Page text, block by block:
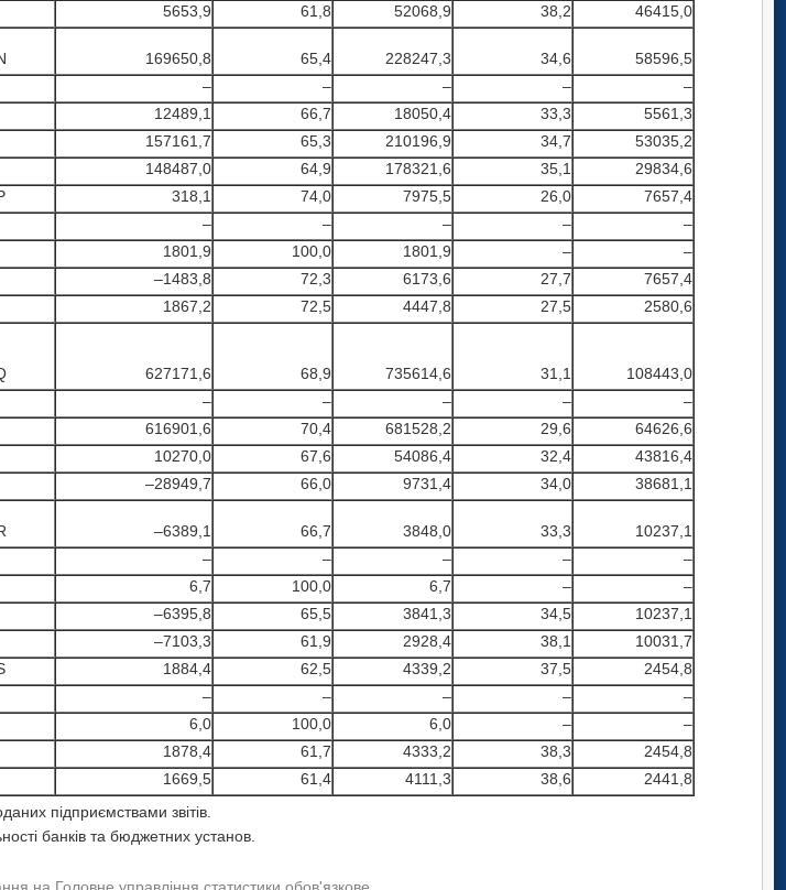
5653,9 61,8 52068,9 38,2
46415,0
169650,8 65,4 228247,3 34,6
58596,5
– – – –
–
12489,1 66,7 18050,4 33,3
5561,3
157161,7 65,3 210196,9 34,7
53035,2
148487,0 64,9 178321,6 35,1
29834,6
318,1 74,0 7975,5 26,0
7657,4
– – – –
–
1801,9 100,0 1801,9 –
–
–1483,8 72,3 6173,6 27,7
7657,4
1867,2 72,5 4447,8 27,5
2580,6
627171,6 68,9 735614,6 31,1
108443,0
– – – –
–
616901,6 70,4 681528,2 29,6
64626,6
10270,0 67,6 54086,4 32,4
43816,4
–28949,7 66,0 9731,4 34,0
38681,1
–6389,1 66,7 3848,0 33,3
10237,1
– – – –
–
6,7 100,0 6,7 –
–
–6395,8 65,5 3841,3 34,5
10237,1
–7103,3 61,9 2928,4 38,1
10031,7
1884,4 62,5 4339,2 37,5
2454,8
– – – –
–
6,0 100,0 6,0 –
–
1878,4 61,7 4333,2 38,3
2454,8
1669,5 61,4 4111,3 38,6 2441,8
підприємствами звітів.
банків та бюджетних установ.